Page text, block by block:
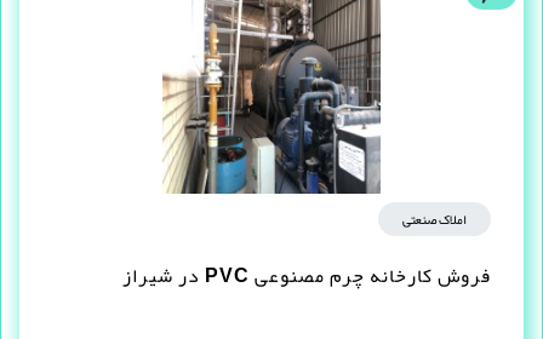
املاک صنعتی
فروش کارخانه چرم مصنوعى PVC در شیراز